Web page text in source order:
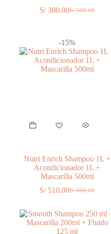
S/500.00
El
era:
S/ 500.00.
S/380.00El
es:
S/ 380.00.
-15%
Nutri Enrich Shampoo 1L +
Acondicionador 1L +
Mascarilla 500ml
S/600.00
El
original
era:
S/ 600.00.
S/510.00El
actual
es:
S/ 510.00.